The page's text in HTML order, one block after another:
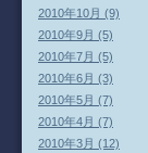
2010年10月 (9)
2010年9月 (5)
2010年7月 (5)
2010年6月 (3)
2010年5月 (7)
2010年4月 (7)
2010年3月 (12)